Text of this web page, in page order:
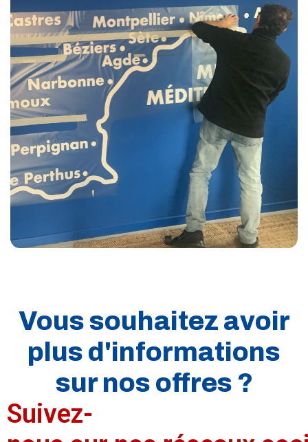
Vous souhaitez avoir
plus d'informations
sur nos offres ?